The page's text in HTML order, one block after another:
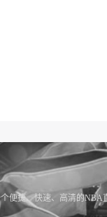
便捷、快速、高清的NBA